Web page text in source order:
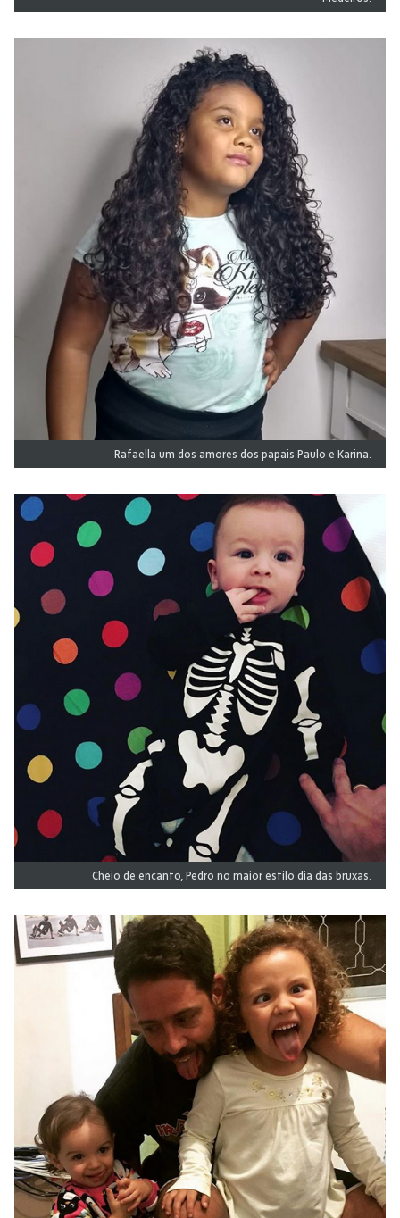
Rafaella um dos amores dos papais Paulo e Karina.
Cheio de encanto, Pedro no maior estilo dia das bruxas.